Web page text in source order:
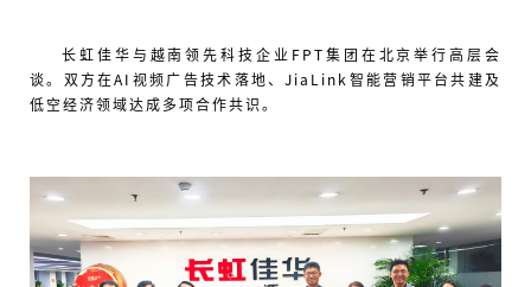
长虹佳华与越南领先科技企业FPT集团在北京举行高层会
谈。双方在AI视频广告技术落地、JiaLink智能营销平台共建及
低空经济领域达成多项合作共识。